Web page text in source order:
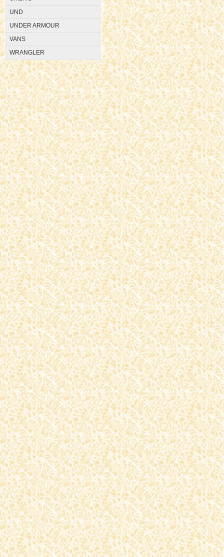
UND
UNDER ARMOUR
VANS
WRANGLER